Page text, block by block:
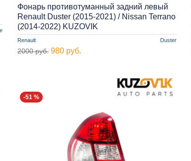
Renault Duster
Фонарь противотуманный задний левый
Renault Duster (2015-2021) / Nissan Terrano
(2014-2022) KUZOVIK
2000 руб. 980 руб.
-51 %